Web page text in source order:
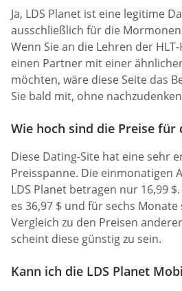
Ja, LDS Planet ist eine legitime
ausschließlich für die
Wenn Sie an die Lehren der
einen Partner mit einer
möchten, wäre diese Seite das
Sie bald mit, ohne
Wie hoch sind die Preise für
Diese Dating-Site hat eine sehr
Preisspanne. Die einmonatigen
LDS Planet betragen nur 16,99
es 36,97 $ und für sechs Monate
Vergleich zu den Preisen
scheint diese günstig zu sein.
Kann ich die LDS Planet